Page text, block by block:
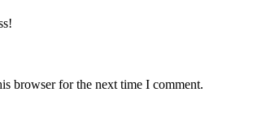
browser for the next time I comment.